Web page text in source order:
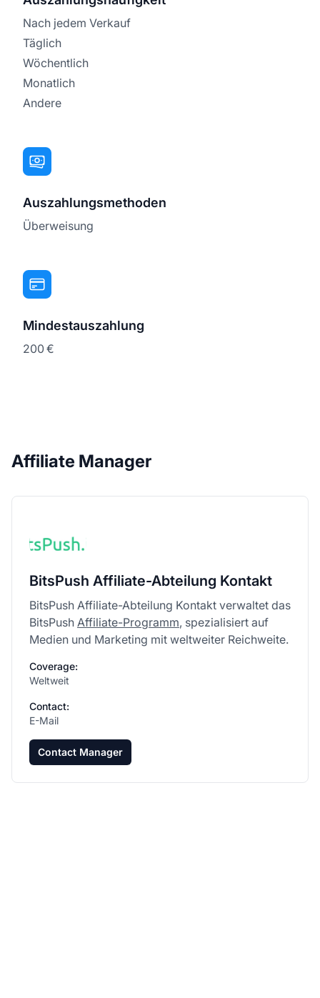
Nach jedem Verkauf
Täglich
Wöchentlich
Monatlich
Andere
Auszahlungsmethoden
Überweisung
Mindestauszahlung
200 €
Affiliate Manager
BitsPush Affiliate-Abteilung Kontakt
BitsPush Affiliate-Abteilung Kontakt verwaltet das
BitsPush Affiliate-Programm, spezialisiert auf
Medien und Marketing mit weltweiter Reichweite.
Coverage:
Weltweit
Contact:
E-Mail
Contact Manager